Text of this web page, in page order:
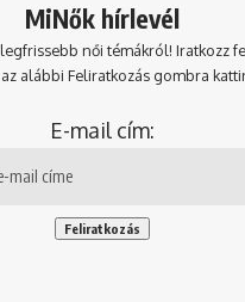
MiNők hírlevél
női témákról! Iratkozz
alábbi Feliratkozás gombra
E-mail cím: